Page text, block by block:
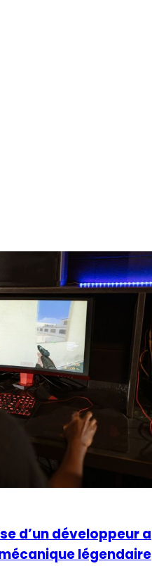
d’un développeur a
légendaire